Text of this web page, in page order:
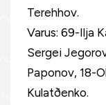
Terehhov.
Varus: 69-Ilja
Sergei
Paponov, 18-
Kulatðenko.